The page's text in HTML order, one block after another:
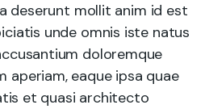
deserunt mollit anim id est
unde omnis iste natus
doloremque
aperiam, eaque ipsa quae
et quasi architecto